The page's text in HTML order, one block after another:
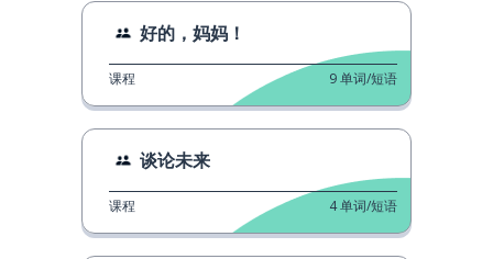
好的，妈妈！
课程 9单词/短语
谈论未来
课程 4单词/短语